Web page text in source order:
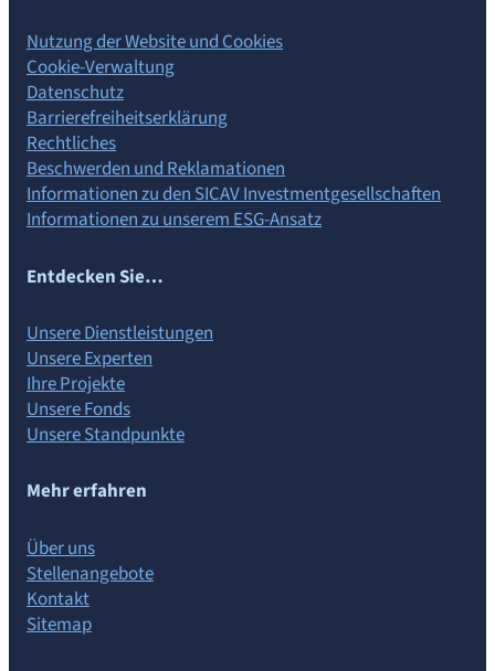
Nutzung der Website und Cookies
Cookie-Verwaltung
Datenschutz
Barrierefreiheits­erklärung
Rechtliches
Beschwerden und Reklamationen
Informationen zu den SICAV Investmentgesellschaften
Informationen zu unserem ESG-Ansatz
Entdecken Sie…
Unsere Dienstleistungen
Unsere Experten
Ihre Projekte
Unsere Fonds
Unsere Standpunkte
Mehr erfahren
Über uns
Stellenangebote
Kontakt
Sitemap